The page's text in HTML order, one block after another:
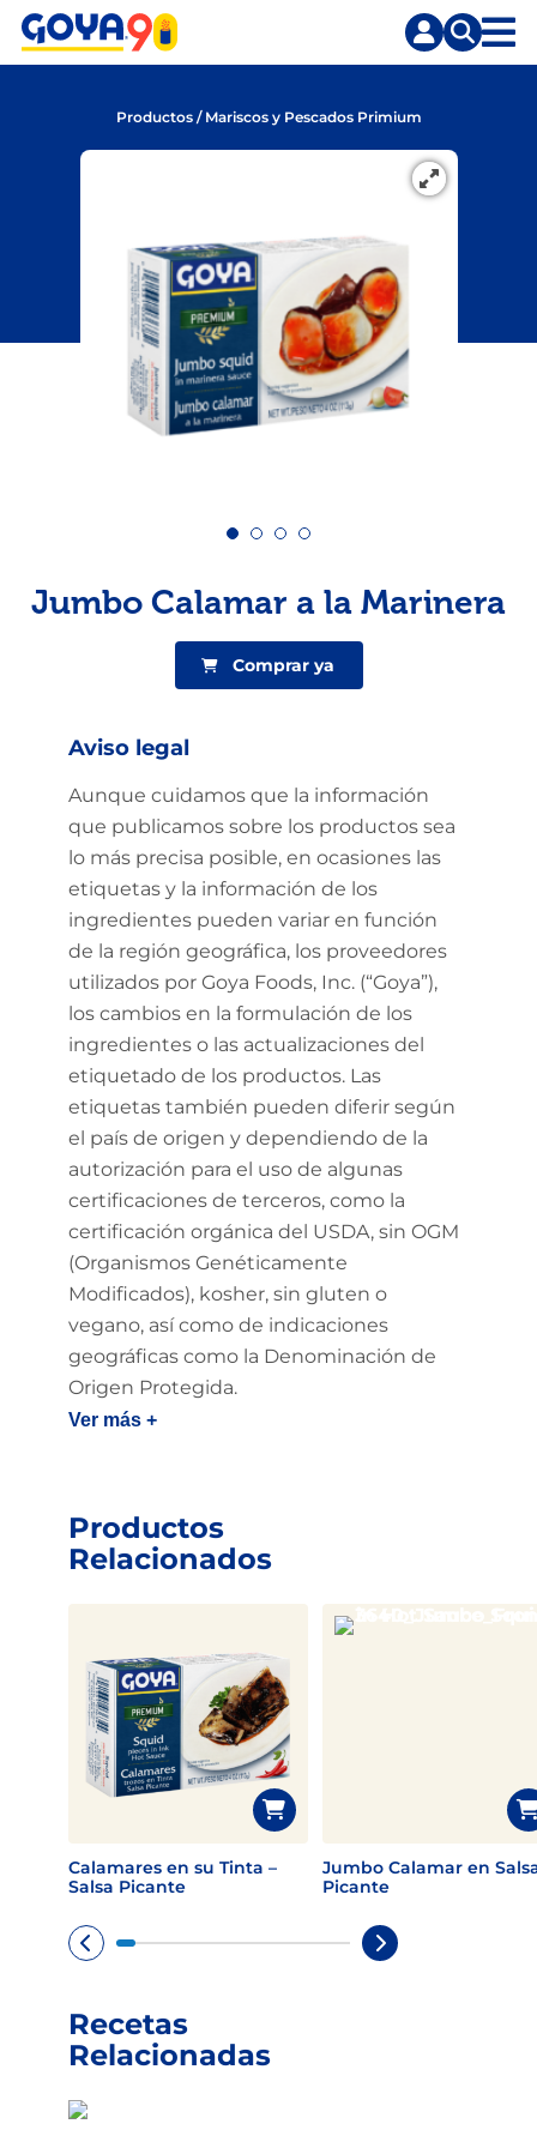
Saltar
Saltar
Productos/ Mariscos y Pescados Primium
Jumbo Calamar a la Marinera
Comprar ya
Aviso legal
Aunque cuidamos que la información
que publicamos sobre los productos sea
lo más precisa posible, en ocasiones las
etiquetas y la información de los
ingredientes pueden variar en función
de la región geográfica, los proveedores
utilizados por Goya Foods, Inc. (“Goya”),
los cambios en la formulación de los
ingredientes o las actualizaciones del
etiquetado de los productos. Las
etiquetas también pueden diferir según
el país de origen y dependiendo de la
autorización para el uso de algunas
certificaciones de terceros, como la
certificación orgánica del USDA, sin OGM
(Organismos Genéticamente
Modificados), kosher, sin gluten o
vegano, así como de indicaciones
geográficas como la Denominación de
Origen Protegida.
Ver más +
Productos
Relacionados
Calamares en su Tinta –
Salsa Picante
Jumbo Calamar en
Picante
Recetas
Relacionadas